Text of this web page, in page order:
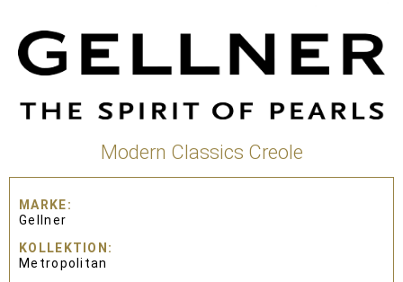
Modern Classics Creole
MARKE
Gellner
KOLLEKTION
Metropolitan